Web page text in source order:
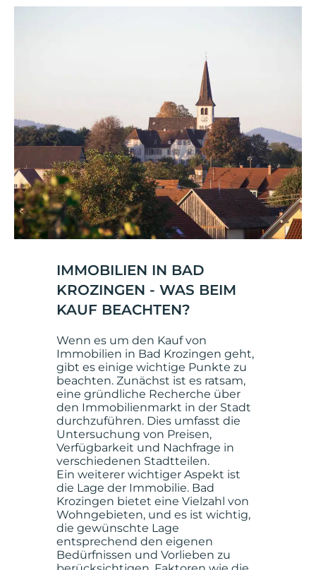
IMMOBILIEN IN BAD
KROZINGEN - WAS BEIM
KAUF BEACHTEN?
Wenn es um den Kauf von
Immobilien in Bad Krozingen geht,
gibt es einige wichtige Punkte zu
beachten. Zunächst ist es ratsam,
eine gründliche Recherche über
den Immobilienmarkt in der Stadt
durchzuführen. Dies umfasst die
Untersuchung von Preisen,
Verfügbarkeit und Nachfrage in
verschiedenen Stadtteilen.
Ein weiterer wichtiger Aspekt ist
die Lage der Immobilie. Bad
Krozingen bietet eine Vielzahl von
Wohngebieten, und es ist wichtig,
die gewünschte Lage
entsprechend den eigenen
Bedürfnissen und Vorlieben zu